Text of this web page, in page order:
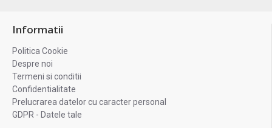
Informatii
Politica Cookie
Despre noi
Termeni si conditii
Confidentialitate
Prelucrarea datelor cu caracter personal
GDPR - Datele tale